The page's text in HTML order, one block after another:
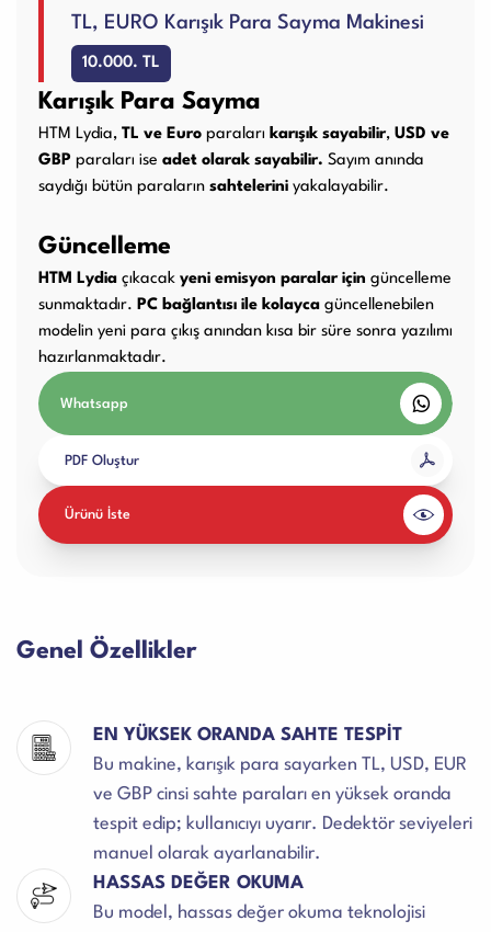
Laminasyon PVC
Makineleri
Giyotin Makineleri
Paketleme Dolgu
Kullanım Kılavuzları
TL, EURO Karışık Para Sayma Makinesi
10.000. TL
Karışık Para Sayma
HTM Lydia, TL ve Euro paraları karışık sayabilir, USD ve
GBP paraları ise adet olarak sayabilir. Sayım anında
saydığı bütün paraların sahtelerini yakalayabilir.
Güncelleme
HTM Lydia çıkacak yeni emisyon paralar için güncelleme
sunmaktadır. PC bağlantısı ile kolayca güncellenebilen
modelin yeni para çıkış anından kısa bir süre sonra yazılımı
hazırlanmaktadır.
Whatsapp
PDF Oluştur
Ürünü İste
Genel Özellikler
EN YÜKSEK ORANDA SAHTE TESPİT
Bu makine, karışık para sayarken TL, USD, EUR
ve GBP cinsi sahte paraları en yüksek oranda
tespit edip; kullanıcıyı uyarır. Dedektör seviyeleri
manuel olarak ayarlanabilir.
HASSAS DEĞER OKUMA
Bu model, hassas değer okuma teknolojisi